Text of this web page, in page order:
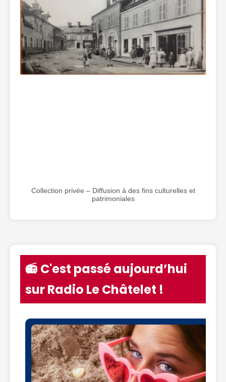
Collection privée – Diffusion à des fins culturelles et
patrimoniales
📻 C'est passé aujourd’hui
sur Radio Le Châtelet !